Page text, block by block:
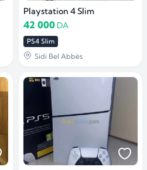
Playstation 4 Slim
42 000 DA
PS4 Slim
Sidi Bel Abbès